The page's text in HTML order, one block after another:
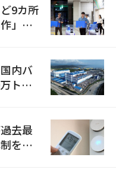
9カ所
」の
内バ
トン
去最
を点